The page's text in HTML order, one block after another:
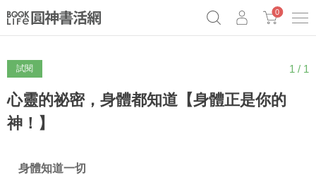
0
試閱 1 / 1
心靈的祕密，身體都知道【身體正是你的
神！】
身體知道一切